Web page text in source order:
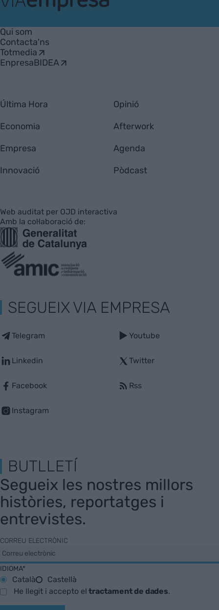
Empresa
Qui som
Contacta'ns
Totmedia
EnpresaBIDEA
Última Hora
Economia
Empresa
Innovació
Opinió
Afterwork
Agenda
Pòdcast
Web auditat per OJD interactiva
Amb la col·laboració de:
SEGUEIX VIA EMPRESA
Telegram
Linkedin
Facebook
Instagram
Youtube
Twitter
Rss
BUTLLETÍ
Segueix les nostres millors
històries, reportatges i
entrevistes.
CORREU ELECTRÒNIC
IDIOMA*
Català
Castellà
He llegit i accepto eltractament de dades.